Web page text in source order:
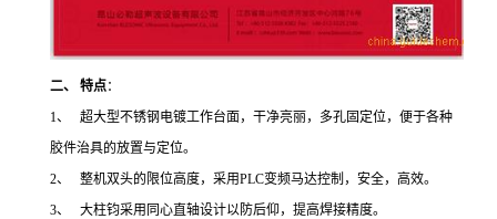
二、 特点：
1、 超大型不锈钢电镀工作台面，干净亮丽，多孔固定位，便于各种
胶件治具的放置与定位。
2、 整机双头的限位高度，采用PLC变频马达控制，安全，高效。
3、 大柱钧采用同心直轴设计以防后仰，提高焊接精度。